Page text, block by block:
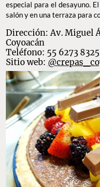
Este lugar enCoyoacán
crepasde la zona. Su fama
a que cada una está
calidad. Lo mejor de todo es
pues haycrepas con
también se sirven
especial para el desayuno.
salón y en una terraza para
Dirección: Av. Miguel
Coyoacán
Teléfono: 55 6273 8325
Sitio web: